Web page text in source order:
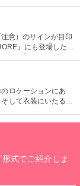
ススメ。
意）のサインが目印
』にも登場した
てお買い物ができま
ロケーションにあ
して衣装にいたるま
外多くの方から支持
られている有名店。
式でご紹介しま